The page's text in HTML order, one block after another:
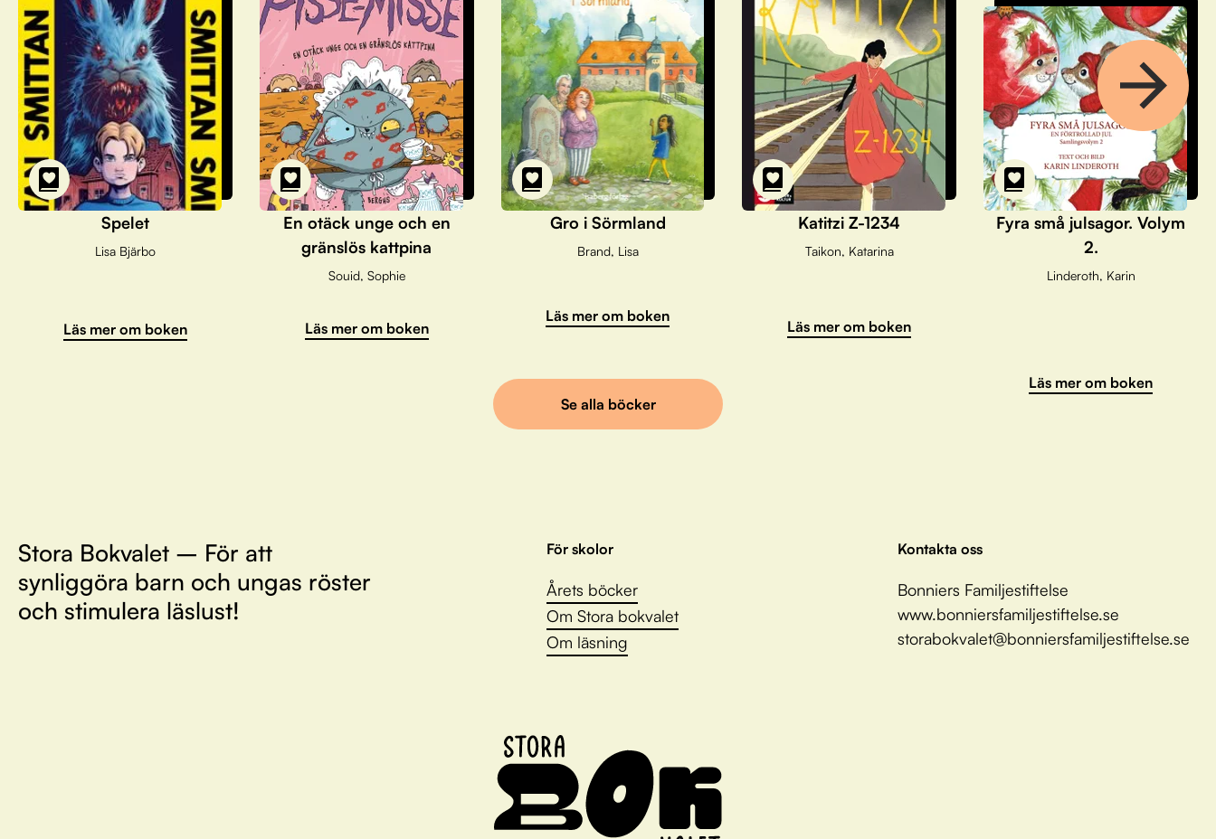
Spelet
Lisa Bjärbo
Läs mer om boken
En otäck unge och en
gränslös kattpina
Souid, Sophie
Läs mer om boken
Gro i Sörmland
Brand, Lisa
Läs mer om boken
Katitzi Z-1234
Taikon, Katarina
Läs mer om boken
Fyra små julsagor. Volym
2.
Linderoth, Karin
Läs mer om boken
Se alla böcker
Stora Bokvalet – För att
synliggöra barn och ungas röster
och stimulera läslust!
För skolor
Årets böcker
Om Stora bokvalet
Om läsning
Kontakta oss
Bonniers Familjestiftelse
www.bonniersfamiljestiftelse.se
storabokvalet@bonniersfamiljestiftelse.se